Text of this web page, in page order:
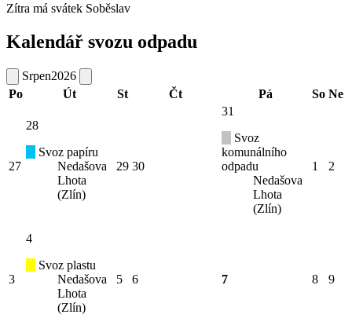
Zítra má svátek Soběslav
Kalendář svozu odpadu
Srpen2026
Po
Út St Čt Pá So Ne
27
28
Svoz papíru
Nedašova
Lhota
(Zlín)
29 30
31
Svoz
komunálního
odpadu
Nedašova
Lhota
(Zlín)
1 2
3
4
Svoz plastu
Nedašova
Lhota
(Zlín)
5 6 7 8 9